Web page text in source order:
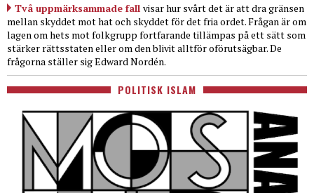
Två uppmärksammade fall visar hur svårt det är att dra gränsen
mellan skyddet mot hat och skyddet för det fria ordet. Frågan är om
lagen om hets mot folkgrupp fortfarande tillämpas på ett sätt som
stärker rättsstaten eller om den blivit alltför oförutsägbar. De
frågorna ställer sig Edward Nordén.
POLITISK ISLAM